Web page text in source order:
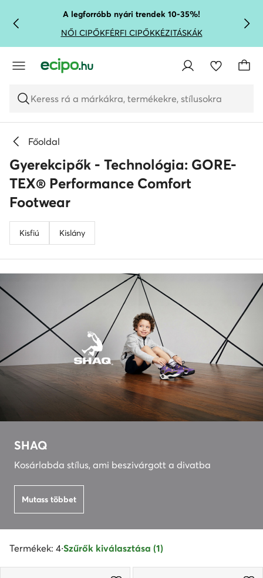
UGRÁS A FŐ TARTALOMRA
UGRÁS A KERESÉSHEZA legforróbb nyári trendek 10-35%!
NŐI CIPŐKFÉRFI CIPŐKKÉZITÁSKÁK
Keress rá a márkákra, termékekre, stílusokra
Főoldal
Gyerekcipők - Technológia: GORE-
TEX® Performance Comfort
Footwear
Kisfiú Kislány
SHAQ
Kosárlabda stílus, ami beszivárgott a divatba
Mutass többet
Termékek: 4·Szűrők kiválasztása (1)